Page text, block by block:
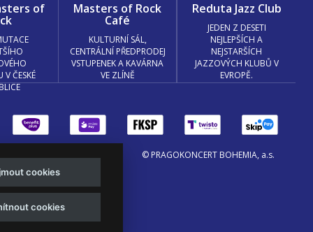
of
V ČESKÉ
Masters of Rock
Café
KULTURNÍ SÁL,
CENTRÁLNÍ PŘEDPRODEJ
VSTUPENEK A KAVÁRNA
VE ZLÍNĚ
Reduta Jazz Club
JEDEN Z DESETI
NEJLEPŠÍCH A
NEJSTARŠÍCH
JAZZOVÝCH KLUBŮ V
EVROPĚ.
© PRAGOKONCERT BOHEMIA, a.s.
aViktor Eyermann
cookies
cookies